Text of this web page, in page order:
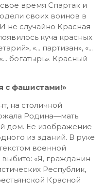
время Спартак и
своих воинов в
не случайно Красная
куча красных
«... партизан», «...
богатырь». Красный
с фашистами!»
на столичной
Родина—мать
дом. Ее изображение
из зданий. В руке
военной
«Я, гражданин
Республик,
Красной